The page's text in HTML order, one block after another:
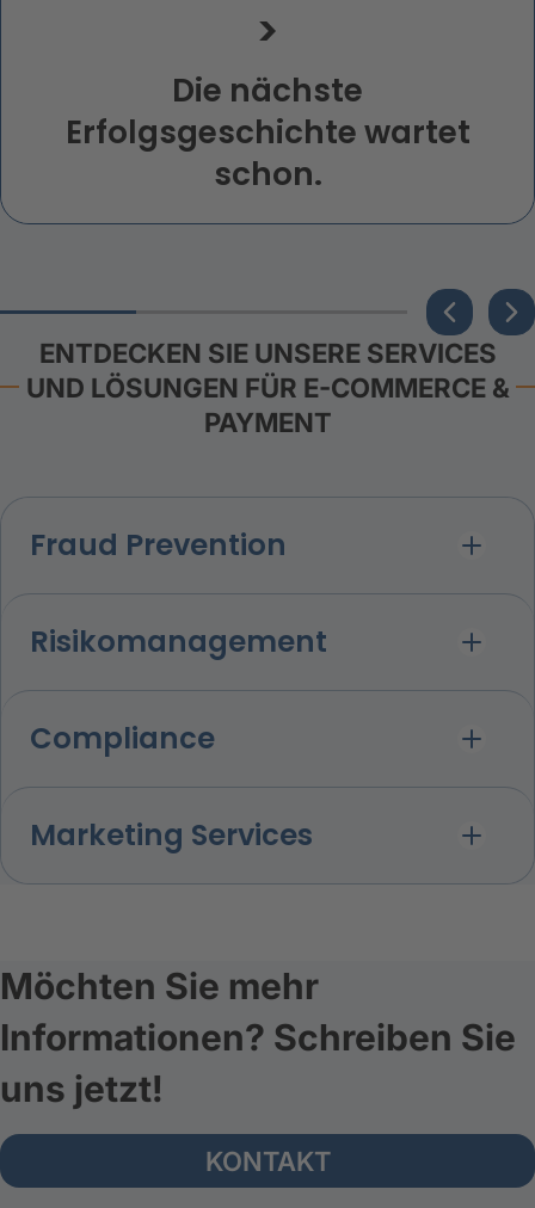
>
Die nächste
Erfolgsgeschichte wartet
schon.
ENTDECKEN SIE UNSERE SERVICES
UND LÖSUNGEN FÜR E-COMMERCE &
PAYMENT
Fraud Prevention
Risikomanagement
Compliance
Marketing Services
Möchten Sie mehr
Informationen? Schreiben Sie
uns jetzt!
KONTAKT